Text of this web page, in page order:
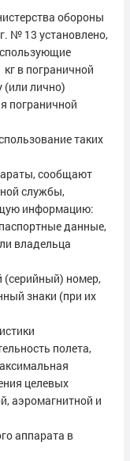
обороны
№ 13 установлено,
в пограничной
(или лично)
пограничной
таких
сообщают
службы,
информацию:
данные,
владельца
(серийный) номер,
знаки (при их
полета,
целевых
аэромагнитной и
аппарата в